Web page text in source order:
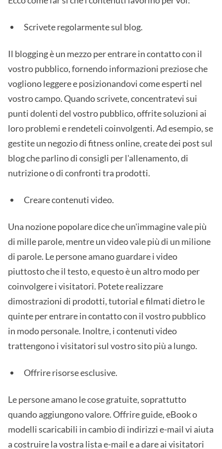
Scrivete regolarmente sul blog.
Il blogging è un mezzo per entrare in contatto con il
vostro pubblico, fornendo informazioni preziose che
vogliono leggere e posizionandovi come esperti nel
vostro campo. Quando scrivete, concentratevi sui
punti dolenti del vostro pubblico, offrite soluzioni ai
loro problemi e rendeteli coinvolgenti. Ad esempio, se
gestite un negozio di fitness online, create dei post sul
blog che parlino di consigli per l'allenamento, di
nutrizione o di confronti tra prodotti.
Creare contenuti video.
Una nozione popolare dice che un'immagine vale più
di mille parole, mentre un video vale più di un milione
di parole. Le persone amano guardare i video
piuttosto che il testo, e questo è un altro modo per
coinvolgere i visitatori. Potete realizzare
dimostrazioni di prodotti, tutorial e filmati dietro le
quinte per entrare in contatto con il vostro pubblico
in modo personale. Inoltre, i contenuti video
trattengono i visitatori sul vostro sito più a lungo.
Offrire risorse esclusive.
Le persone amano le cose gratuite, soprattutto
quando aggiungono valore. Offrire guide, eBook o
modelli scaricabili in cambio di indirizzi e-mail vi aiuta
a costruire la vostra lista e-mail e a dare ai visitatori